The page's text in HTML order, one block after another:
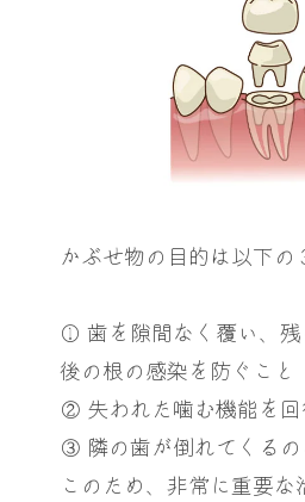
かぶせ物の目的は以下の
① 歯を隙間なく覆い、残
後の根の感染を防ぐこと
② 失われた噛む機能を回
③ 隣の歯が倒れてくるの
このため、非常に重要な